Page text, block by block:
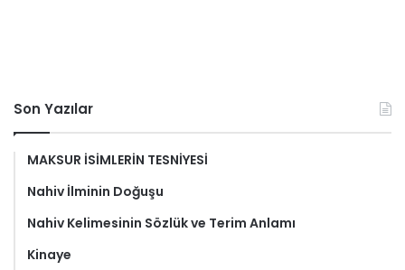
Son Yazılar
MAKSUR İSİMLERİN TESNİYESİ
Nahiv İlminin Doğuşu
Nahiv Kelimesinin Sözlük ve Terim Anlamı
Kinaye